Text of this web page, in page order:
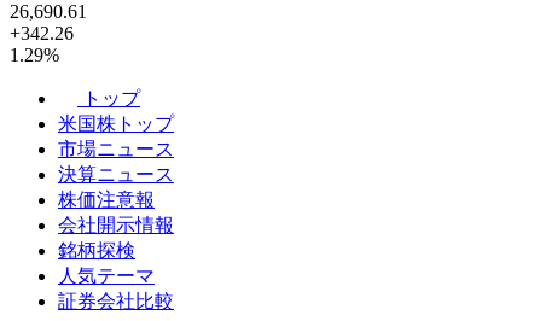
26,690.61
+342.26
1.29%
トップ
米国株トップ
市場ニュース
決算ニュース
株価注意報
会社開示情報
銘柄探検
人気テーマ
証券会社比較